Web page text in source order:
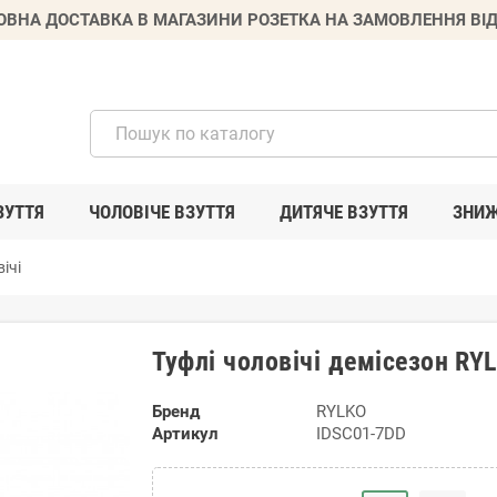
ДОСТАВКА В МАГАЗИНИ РОЗЕТКА НА ЗАМОВЛЕННЯ
ЧОЛОВІЧЕ ВЗУТТЯ ДИТЯЧЕ ВЗУТТЯ
Туфлі чоловічі демісезон
Бренд
RYLKO
Артикул
IDSC01-7DD